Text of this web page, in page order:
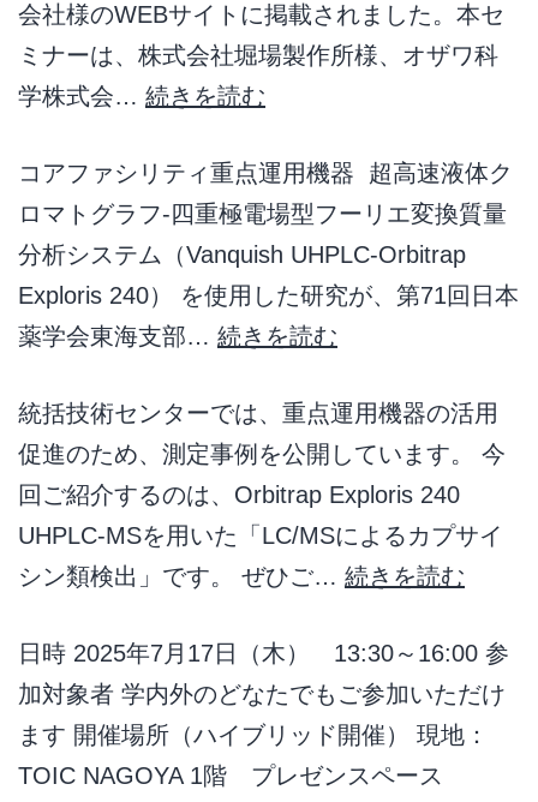
会社様のWEBサイトに掲載されました。本セ
ミナーは、株式会社堀場製作所様、オザワ科
学株式会… 続きを読む
コアファシリティ重点運用機器 超高速液体ク
ロマトグラフ-四重極電場型フーリエ変換質量
分析システム（Vanquish UHPLC-Orbitrap
Exploris 240） を使用した研究が、第71回日本
薬学会東海支部… 続きを読む
統括技術センターでは、重点運用機器の活用
促進のため、測定事例を公開しています。 今
回ご紹介するのは、Orbitrap Exploris 240
UHPLC-MSを用いた「LC/MSによるカプサイ
シン類検出」です。 ぜひご… 続きを読む
日時 2025年7月17日（木） 13:30～16:00 参
加対象者 学内外のどなたでもご参加いただけ
ます 開催場所（ハイブリッド開催） 現地：
TOIC NAGOYA 1階 プレゼンスペース